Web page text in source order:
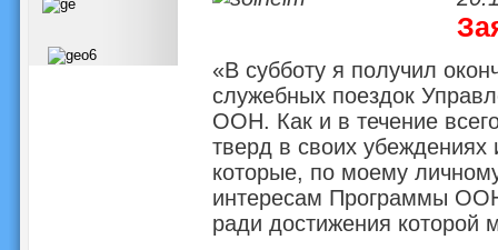
«В субботу я получил
служебных поездок
ООН. Как и в течение
тверд в своих
которые, по моему
интересам Программы
ради достижения которой